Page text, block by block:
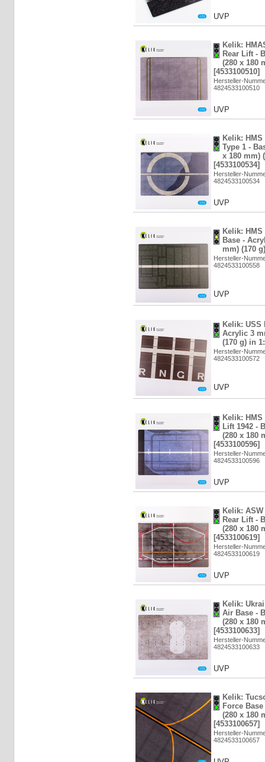
UVP
Kelik:
Rear Lift -
(280 x 180
[4533100510]
Hersteller-
4824533100510
UVP
Kelik: HMS
Type 1 -
x 180 mm)
[4533100534]
Hersteller-
4824533100534
UVP
Kelik: HMS
Base -
mm) (170
Hersteller-
4824533100558
UVP
Kelik: USS
Acrylic 3
(170 g) in
Hersteller-
4824533100572
UVP
Kelik:
Lift 1942 -
(280 x 180
[4533100596]
Hersteller-
4824533100596
UVP
Kelik:
Rear Lift -
(280 x 180
[4533100619]
Hersteller-
4824533100619
UVP
Kelik:
Air Base -
(280 x 180
[4533100633]
Hersteller-
4824533100633
UVP
Kelik:
Force
(280 x 180
[4533100657]
Hersteller-
4824533100657